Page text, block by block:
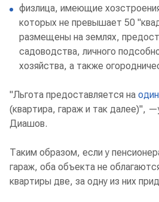
физлица, имеющие
которых не превышает 50
размещены на землях,
садоводства, личного
хозяйства, а также
"Льгота предоставляется на один
(квартира, гараж и так далее)",
Диашов.
Таким образом, если у
гараж, оба объекта не
квартиры две, за одну из них